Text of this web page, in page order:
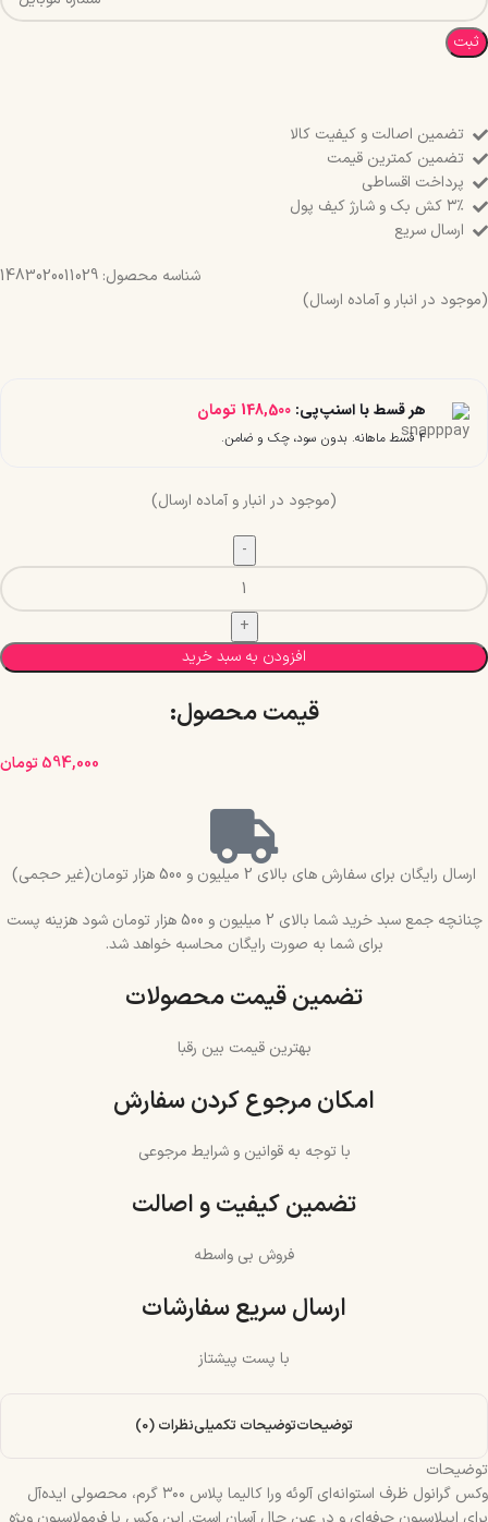
ثبت
تضمین اصالت و کیفیت کالا
تضمین کمترین قیمت
پرداخت اقساطی
۳٪ کش بک و شارژ کیف پول
ارسال سریع
شناسه محصول: 1483020011029
(موجود در انبار و آماده ارسال)
هر قسط با اسنپ‌پی: 148,500 تومان
۴ قسط ماهانه. بدون سود، چک و ضامن.
(موجود در انبار و آماده ارسال)
افزودن به سبد خرید
قیمت محصول:​
594,000تومان
ارسال رایگان برای سفارش های بالای 2 میلیون و 500 هزار تومان(غیر حجمی)
چنانچه جمع سبد خرید شما بالای 2 میلیون و 500 هزار تومان شود هزینه پست
برای شما به صورت رایگان محاسبه خواهد شد.
تضمین قیمت محصولات
بهترین قیمت بین رقبا
امکان مرجوع کردن سفارش
با توجه به قوانین و شرایط مرجوعی
تضمین کیفیت و اصالت
فروش بی واسطه
ارسال سریع سفارشات
با پست پیشتاز
توضیحاتتوضیحات تکمیلینظرات (0)
توضیحات
وکس گرانول ظرف استوانه‌ای آلوئه ورا کالیما پلاس ۳۰۰ گرم، محصولی ایده‌آل